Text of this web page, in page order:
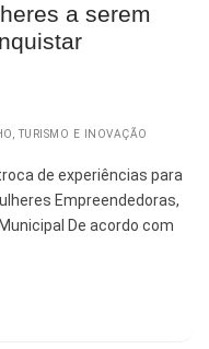
a serem
TURISMO E INOVAÇÃO
de experiências para
Empreendedoras,
De acordo com